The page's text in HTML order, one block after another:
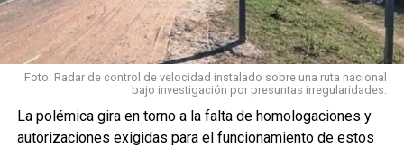
infracción al Código de Convivencia de Santa Fe, y
ahora será el juez quien decidirá si homologa el
procedimiento abreviado.
Con información de Sin Mordaza
derechos
previsionales adquiridosy vulnera principios como la
movilidady la intangibilidad de los haberes.
Foto: Radar de control de velocidad instalado sobre una ruta nacional
bajo investigación por presuntas irregularidades.
La polémica gira en torno a la falta de homologaciones y
autorizaciones exigidas para el funcionamiento de estos